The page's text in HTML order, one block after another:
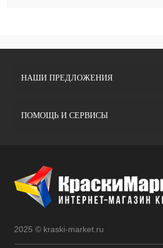
НАШИ ПРЕДЛОЖЕНИЯ
ПОМОЩЬ И СЕРВИСЫ
2025 © kraski-market.ru